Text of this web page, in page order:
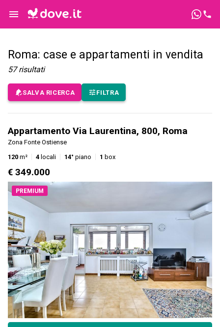
Roma: case e appartamenti in vendita
57 risultati
SALVA RICERCA FILTRA
Appartamento Via Laurentina, 800, Roma
Zona Fonte Ostiense
120 m² 4 locali 14° piano 1 box
€ 349.000
PREMIUM